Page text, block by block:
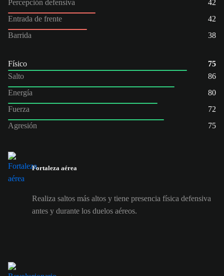
Percepción defensiva
42
Entrada de frente
42
Barrida
38
Físico
75
Salto
86
Energía
80
Fuerza
72
Agresión
75
Fortaleza aérea
Realiza saltos más altos y tiene presencia física defensiva
antes y durante los duelos aéreos.